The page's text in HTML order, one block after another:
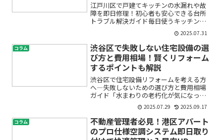
江戸川区で戸建てキッチンの水漏れや故
障を即日修理！初心者も安心できる台所
トラブル解決ガイド毎日使うキッチンだ
からこそ、急な水漏れや蛇口の故障、排
水の詰まりといったトラブルに見舞われ
ると、「どうしたらいいの？」「どこに
頼めば安心？」と不安にな...
2025.07.31
コラム
渋谷区で失敗しない住宅設備の選
び方と費用相場！賢くリフォーム
するポイントも解説
渋谷区で住宅設備リフォームを考える方
へ―失敗しないための選び方と費用相場
ガイド「水まわりの老朽化が気になって
きた…」「渋谷区でキッチンや浴室を新
しくしたいけど、どのくらい費用がかか
るの？」「設備会社の見積もりってどう
見ればいいの？」このよう...
2025.07.29 2025.09.17
コラム
不動産管理者必見！港区アパート
のプロ仕様空調システム即日取り